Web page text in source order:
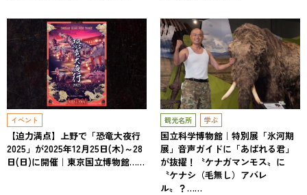
イベント
【迫力満点】上野で「恐竜大夜行
2025」が2025年12月25日(木)～28
日(日)に開催｜東京国立博物館……
観光名所 学ぶ
国立科学博物館｜特別展「氷河期
展」音声ガイドに「あばれる君」
が抜擢！〝ケナガマンモス〟に
〝ケナシ（毛無し）アバレ
ル〟？……